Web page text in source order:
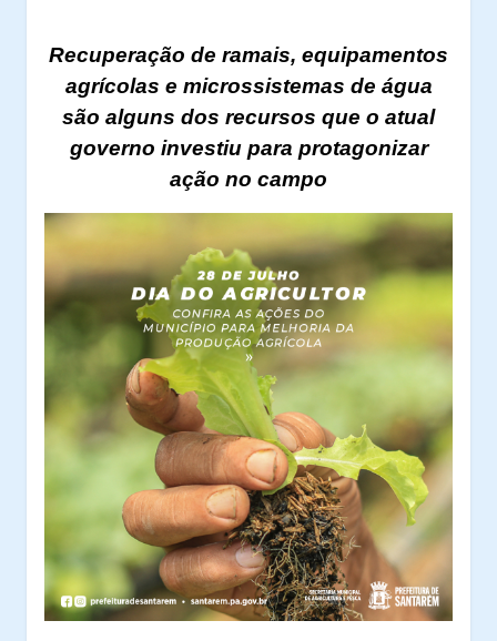
Recuperação de ramais, equipamentos
agrícolas e microssistemas de água
são alguns dos recursos que o atual
governo investiu para protagonizar
ação no campo